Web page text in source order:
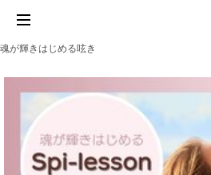
魂が輝きはじめる呟き